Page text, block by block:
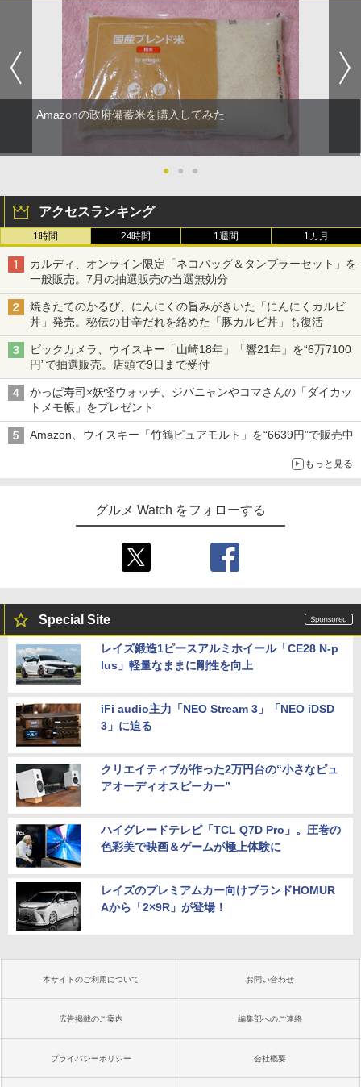
Amazonの政府備蓄米を購入してみた
● ● ●
アクセスランキング
1時間 24時間 1週間 1カ月
カルディ、オンライン限定「ネコバッグ＆タンブラーセット」を
一般販売。7月の抽選販売の当選無効分
焼きたてのかるび、にんにくの旨みがきいた「にんにくカルビ
丼」発売。秘伝の甘辛だれを絡めた「豚カルビ丼」も復活
ビックカメラ、ウイスキー「山崎18年」「響21年」を“6万7100
円”で抽選販売。店頭で9日まで受付
かっぱ寿司×妖怪ウォッチ、ジバニャンやコマさんの「ダイカッ
トメモ帳」をプレゼント
Amazon、ウイスキー「竹鶴ピュアモルト」を“6639円”で販売中
もっと見る
グルメ Watch をフォローする
Special Site
レイズ鍛造1ピースアルミホイール「CE28 N-p
lus」軽量なままに剛性を向上
iFi audio主力「NEO Stream 3」「NEO iDSD
3」に迫る
クリエイティブが作った2万円台の“小さなピュ
アオーディオスピーカー”
ハイグレードテレビ「TCL Q7D Pro」。圧巻の
色彩美で映画＆ゲームが極上体験に
レイズのプレミアムカー向けブランドHOMUR
Aから「2×9R」が登場！
本サイトのご利用について お問い合わせ
広告掲載のご案内 編集部へのご連絡
プライバシーポリシー 会社概要